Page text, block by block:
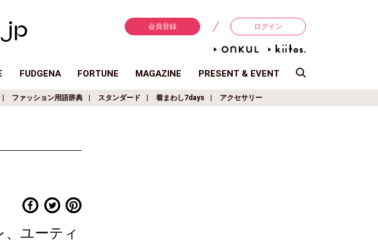
会員登録 ログイン
FUDGENA FORTUNE MAGAZINE PRESENT & EVENT
ファッション用語辞典 スタンダード 着まわし7days アクセサリー
ユーティ